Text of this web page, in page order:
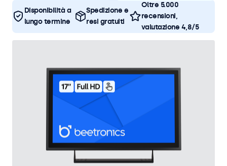
Disponibilità a
lungo termine
Spedizione e
resi gratuiti
Oltre 5.000
recensioni,
valutazione 4,8/5